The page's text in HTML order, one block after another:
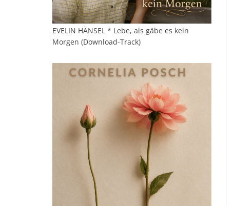
EVELIN HÄNSEL * Lebe, als gäbe es kein
Morgen (Download-Track)